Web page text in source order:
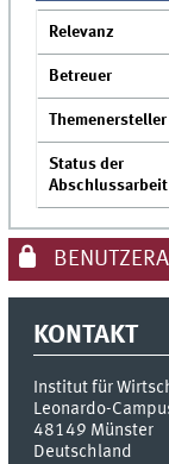
Relevanz
Betreuer
Themenersteller
Status der
Abschlussarbeit
KONTAKT
Institut für
Leonardo-
48149 Münster
Deutschland